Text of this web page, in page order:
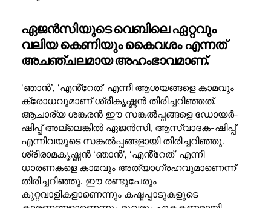
ഏജൻസിയുടെ വെബിലെ ഏറ്റവും
വലിയ കെണിയും കൈവശം എന്നത്
അചഞ്ചലമായ അഹംഭാവമാണ്.
‘ഞാൻ’, ‘എൻ്റേത്’ എന്നീ ആശയങ്ങളെ കാമവും
ക്രോധവുമാണ് ശ്രീകൃഷ്ണൻ തിരിച്ചറിഞ്ഞത്.
ആചാര്യ ശങ്കരൻ ഈ സങ്കൽപ്പങ്ങളെ ഡോയർ-
ഷിപ്പ് അല്ലെങ്കിൽ ഏജൻസി, ആസ്വാദക-ഷിപ്പ്
എന്നിവയുടെ സങ്കൽപ്പങ്ങളായി തിരിച്ചറിഞ്ഞു.
ശ്രീരാമകൃഷ്ണൻ ‘ഞാൻ’, ‘എൻ്റേത്’ എന്നീ
ധാരണകളെ കാമവും അത്യാഗ്രഹവുമാണെന്ന്
തിരിച്ചറിഞ്ഞു. ഈ രണ്ടുപേരും
കുറ്റവാളികളാണെന്നും കഷ്ടപ്പാടുകളുടെ